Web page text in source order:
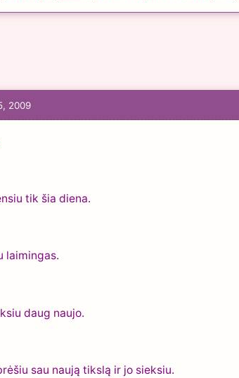
2009
tik šia diena.
laimingas.
daug naujo.
sau naują tikslą ir jo sieksiu.